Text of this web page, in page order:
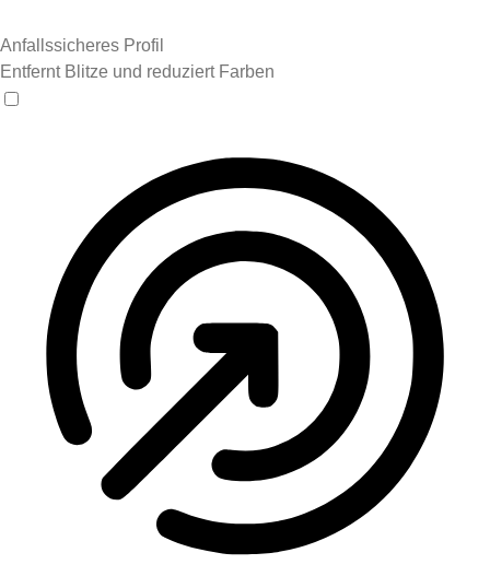
Anfallssicheres Profil
Entfernt Blitze und reduziert Farben